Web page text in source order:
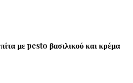
με pesto βασιλικού και κρέμα